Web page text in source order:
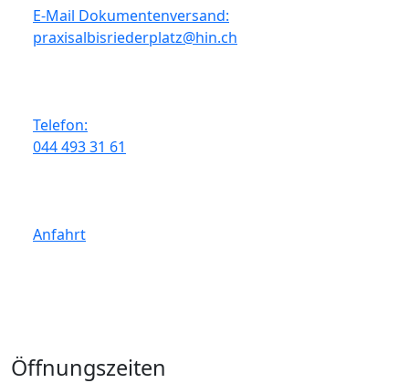
E-Mail Dokumentenversand:
praxisalbisriederplatz@hin.ch
Telefon:
044 493 31 61
Anfahrt
Öffnungszeiten